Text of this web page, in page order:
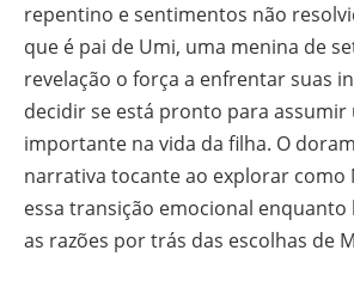
repentino e sentimentos não
que é pai de Umi, uma menina de
revelação o força a enfrentar suas
decidir se está pronto para assumir
importante na vida da filha. O
narrativa tocante ao explorar como
essa transição emocional
as razões por trás das escolhas de